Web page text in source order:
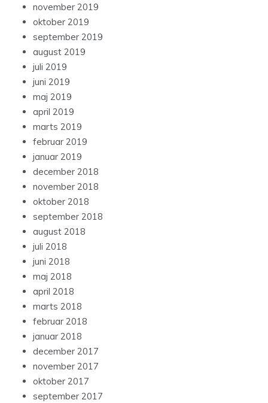
november 2019
oktober 2019
september 2019
august 2019
juli 2019
juni 2019
maj 2019
april 2019
marts 2019
februar 2019
januar 2019
december 2018
november 2018
oktober 2018
september 2018
august 2018
juli 2018
juni 2018
maj 2018
april 2018
marts 2018
februar 2018
januar 2018
december 2017
november 2017
oktober 2017
september 2017